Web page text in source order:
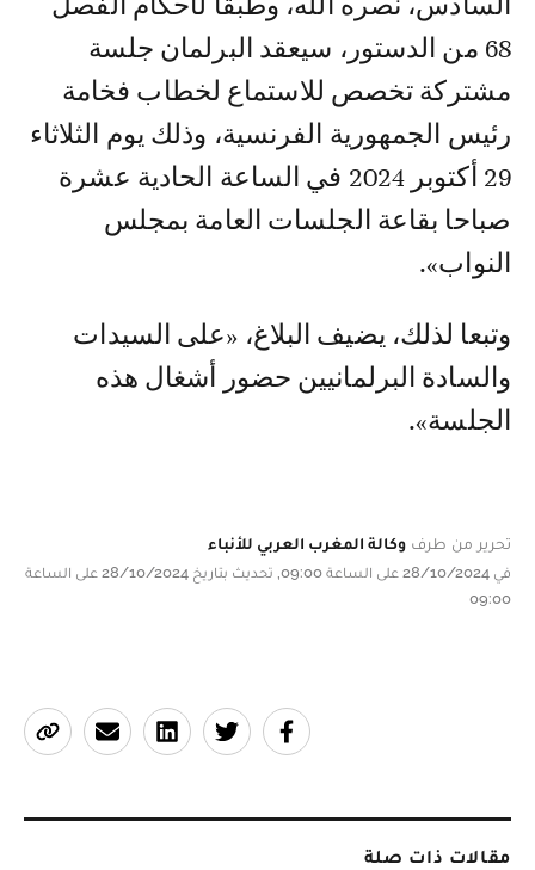
السادس، نصره الله، وطبقا لأحكام الفصل
68 من الدستور، سيعقد البرلمان جلسة
مشتركة تخصص للاستماع لخطاب فخامة
رئيس الجمهورية الفرنسية، وذلك يوم الثلاثاء
29 أكتوبر 2024 في الساعة الحادية عشرة
صباحا بقاعة الجلسات العامة بمجلس
النواب».
وتبعا لذلك، يضيف البلاغ، «على السيدات
والسادة البرلمانيين حضور أشغال هذه
الجلسة».
تحرير من طرف وكالة المغرب العربي للأنباء
في 28/10/2024 على الساعة 09:00, تحديث بتاريخ 28/10/2024 على الساعة
09:00
مقالات ذات صلة